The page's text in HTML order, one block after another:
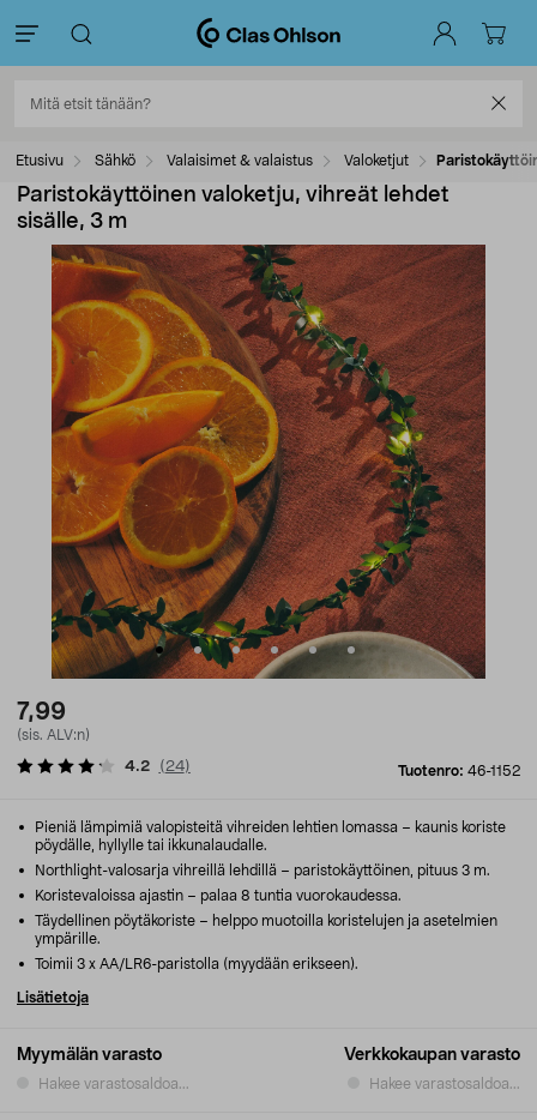
Etusivu Sähkö Valaisimet & valaistus Valoketjut
Paristokäyttöinen valoketju, vihreät lehdet
sisälle, 3 m
7,99
(sis. ALV:n)
Tuotenro: 46-1152
4.2 ( 24)
Myymälän varasto
Hakee varastosaldoa...
Verkkokaupan varasto
Hakee varastosaldoa...
Pieniä lämpimiä valopisteitä vihreiden lehtien lomassa – kaunis koriste
pöydälle, hyllylle tai ikkunalaudalle.
Northlight-valosarja vihreillä lehdillä – paristokäyttöinen, pituus 3 m.
Koristevaloissa ajastin – palaa 8 tuntia vuorokaudessa.
Täydellinen pöytäkoriste – helppo muotoilla koristelujen ja asetelmien
ympärille.
Toimii 3 x AA/LR6-paristolla (myydään erikseen).
Lisätietoja